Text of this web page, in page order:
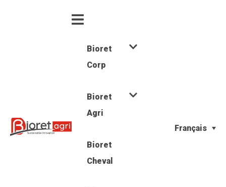
Bioret
Corp
Bioret
Agri
Bioret
Cheval
Français